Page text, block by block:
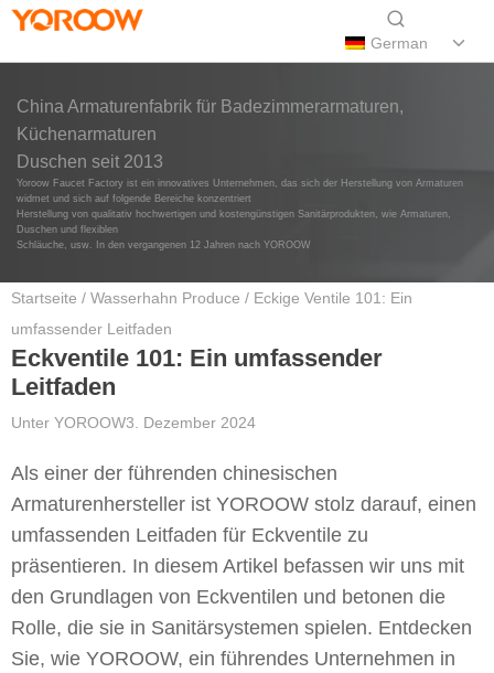
German
China Armaturenfabrik für Badezimmerarmaturen,
Küchenarmaturen
Duschen seit 2013
Yoroow Faucet Factory ist ein innovatives Unternehmen, das sich der Herstellung von Armaturen
widmet und sich auf folgende Bereiche konzentriert
Herstellung von qualitativ hochwertigen und kostengünstigen Sanitärprodukten, wie Armaturen,
Duschen und flexiblen
Schläuche, usw. In den vergangenen 12 Jahren nach YOROOW
Startseite / Wasserhahn Produce / Eckige Ventile 101: Ein
umfassender Leitfaden
Eckventile 101: Ein umfassender
Leitfaden
Unter YOROOW3. Dezember 2024
Als einer der führenden chinesischen
Armaturenhersteller ist YOROOW stolz darauf, einen
umfassenden Leitfaden für Eckventile zu
präsentieren. In diesem Artikel befassen wir uns mit
den Grundlagen von Eckventilen und betonen die
Rolle, die sie in Sanitärsystemen spielen. Entdecken
Sie, wie YOROOW, ein führendes Unternehmen in